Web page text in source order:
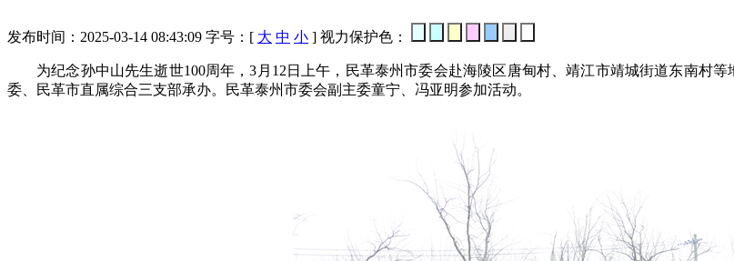
发布时间：2025-03-14 08:43:09 字号：[ 大 中 小 ] 视力保护色：
为纪念孙中山先生逝世100周年，3月12日上午，民革泰州市委会赴海陵区唐甸村、靖江市靖城街道东南村
委、民革市直属综合三支部承办。民革泰州市委会副主委童宁、冯亚明参加活动。